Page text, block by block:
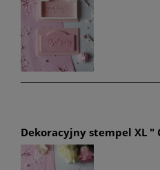
Dekoracyjny stempel XL "